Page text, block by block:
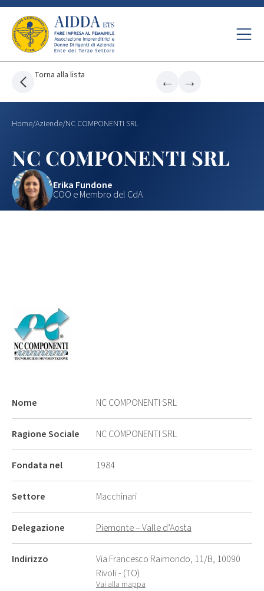
Torna alla lista ← →
Home/Aziende/NC COMPONENTI SRL
NC COMPONENTI SRL
Erika Fundone
COO e Membro del CdA
Nome NC COMPONENTI SRL
Ragione Sociale NC COMPONENTI SRL
Fondata nel 1984
Settore Macchinari
Delegazione Piemonte – Valle d’Aosta
Indirizzo
Via Francesco Raimondo, 11/B, 10090
Rivoli - (TO)
Vai alla mappa